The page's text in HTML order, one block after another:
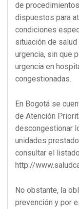
de
dispuestos para
condiciones
situación de
urgencia, sin que
urgencia en
congestionadas.
En Bogotá se
de Atención
descongestionar
unidades
consultar el
http://
No obstante, la
prevención y por